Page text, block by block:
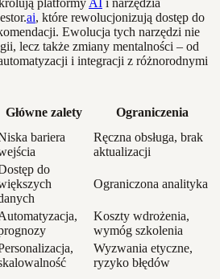
ai, które rewolucjonizują dostęp do
Ewolucja tych narzędzi nie
lecz także zmiany mentalności – od
i integracji z różnorodnymi
Główne zalety
Ograniczenia
bariera
Ręczna obsługa, brak
aktualizacji
do
Ograniczona analityka
Koszty wdrożenia,
wymóg szkolenia
Wyzwania etyczne,
ryzyko błędów